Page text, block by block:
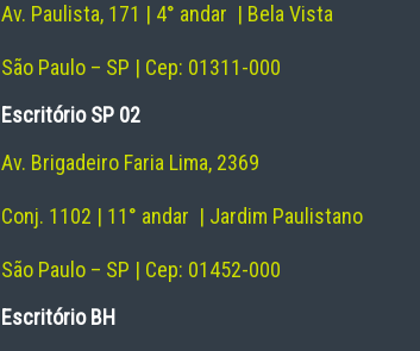
Av. Paulista, 171 | 4° andar | Bela Vista
São Paulo – SP | Cep: 01311-000
Escritório SP 02
Av. Brigadeiro Faria Lima, 2369
Conj. 1102 | 11° andar | Jardim Paulistano
São Paulo – SP | Cep: 01452-000
Escritório BH